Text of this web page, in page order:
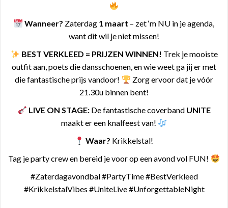
Wanneer? Zaterdag 1 maart – zet ‘m NU in je agenda,
want dit wil je niet missen!
BEST VERKLEED = PRIJZEN WINNEN! Trek je mooiste
outfit aan, poets die dansschoenen, en wie weet ga jij er met
die fantastische prijs vandoor!
Zorg ervoor dat je vóór
21.30u binnen bent!
LIVE ON STAGE:De fantastische coverband UNITE
maakt er een knalfeest van!
Waar? Krikkelstal!
Tag je party crew en bereid je voor op een avond vol FUN!
#Zaterdagavondbal #PartyTime #BestVerkleed
#KrikkelstalVibes #UniteLive #UnforgettableNight